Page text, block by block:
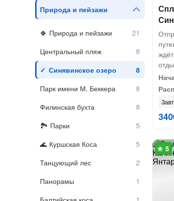
Природа и пейзажи
Природа и пейзажи
Центральный пляж
Синявинское озеро
Парк имени М. Беккера
Филинская бухта
Парки
Куршская Коса
Танцующий лес
Панорамы